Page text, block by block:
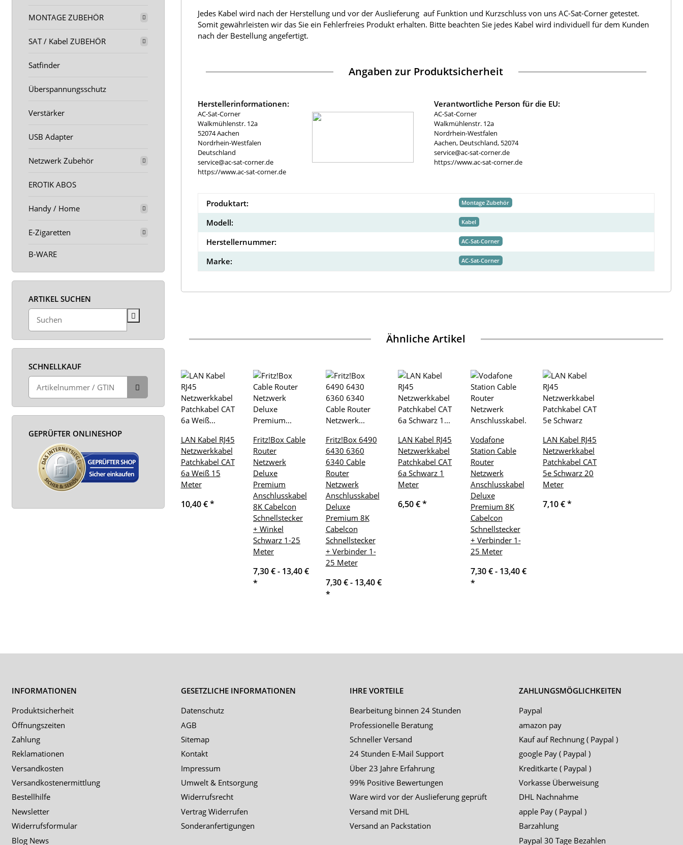
Jedes Kabel wird nach der Herstellung und vor der Auslieferung auf Funktion und Kurzschluss von uns AC-Sat-Corner getestet.
Somit gewährleisten wir das Sie ein Fehlerfreies Produkt erhalten. Bitte beachten Sie jedes Kabel wird individuell für dem Kunden
nach der Bestellung angefertigt.
Angaben zur Produktsicherheit
Herstellerinformationen:
AC-Sat-Corner
Walkmühlenstr. 12a
52074 Aachen
Nordrhein-Westfalen
Deutschland
service@ac-sat-corner.de
https://www.ac-sat-corner.de
Verantwortliche Person für die EU:
AC-Sat-Corner
Walkmühlenstr. 12a
Nordrhein-Westfalen
Aachen, Deutschland, 52074
service@ac-sat-corner.de
https://www.ac-sat-corner.de
Produktart: Montage Zubehör
Modell: Kabel
Herstellernummer: AC-Sat-Corner
Marke: AC-Sat-Corner
Ähnliche Artikel
LAN Kabel RJ45
Netzwerkkabel
Patchkabel CAT
6a Weiß 15
Meter
10,40 €*
Fritz!Box Cable
Router
Netzwerk
Deluxe
Premium
Anschlusskabel
8K Cabelcon
Schnellstecker
+ Winkel
Schwarz 1-25
Meter
7,30 € - 13,40 €
*
Fritz!Box 6490
6430 6360
6340 Cable
Router
Netzwerk
Anschlusskabel
Deluxe
Premium 8K
Cabelcon
Schnellstecker
+ Verbinder 1-
25 Meter
7,30 € - 13,40 €
*
LAN Kabel RJ45
Netzwerkkabel
Patchkabel CAT
6a Schwarz 1
Meter
6,50 €*
Vodafone
Station Cable
Router
Netzwerk
Anschlusskabel
Deluxe
Premium 8K
Cabelcon
Schnellstecker
+ Verbinder 1-
25 Meter
7,30 € - 13,40 €
*
LAN Kabel RJ45
Netzwerkkabel
Patchkabel CAT
5e Schwarz 20
Meter
7,10 €*
MONTAGE ZUBEHÖR
SAT / Kabel ZUBEHÖR
Satfinder
Überspannungsschutz
Verstärker
USB Adapter
Netzwerk Zubehör
EROTIK ABOS
Handy / Home
E-Zigaretten
B-WARE
ARTIKEL SUCHEN
SCHNELLKAUF
GEPRÜFTER ONLINESHOP
INFORMATIONEN
Produktsicherheit
Öffnungszeiten
Zahlung
Reklamationen
Versandkosten
Versandkostenermittlung
Bestellhilfe
Newsletter
Widerrufsformular
Blog News
GESETZLICHE INFORMATIONEN
Datenschutz
AGB
Sitemap
Kontakt
Impressum
Umwelt & Entsorgung
Widerrufsrecht
Vertrag Widerrufen
Sonderanfertigungen
IHRE VORTEILE
Bearbeitung binnen 24 Stunden
Professionelle Beratung
Schneller Versand
24 Stunden E-Mail Support
Über 23 Jahre Erfahrung
99% Positive Bewertungen
Ware wird vor der Auslieferung geprüft
Versand mit DHL
Versand an Packstation
ZAHLUNGSMÖGLICHKEITEN
Paypal
amazon pay
Kauf auf Rechnung ( Paypal )
google Pay ( Paypal )
Kreditkarte ( Paypal )
Vorkasse Überweisung
DHL Nachnahme
apple Pay ( Paypal )
Barzahlung
Paypal 30 Tage Bezahlen